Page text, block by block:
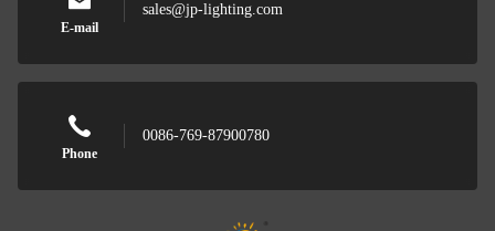
E-mail
sales@jp-lighting.com
Phone
0086-769-87900780